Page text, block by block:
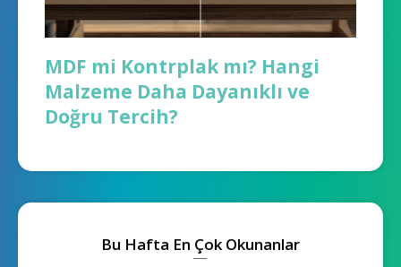
MDF mi Kontrplak mı? Hangi
Malzeme Daha Dayanıklı ve
Doğru Tercih?
Bu Hafta En Çok Okunanlar